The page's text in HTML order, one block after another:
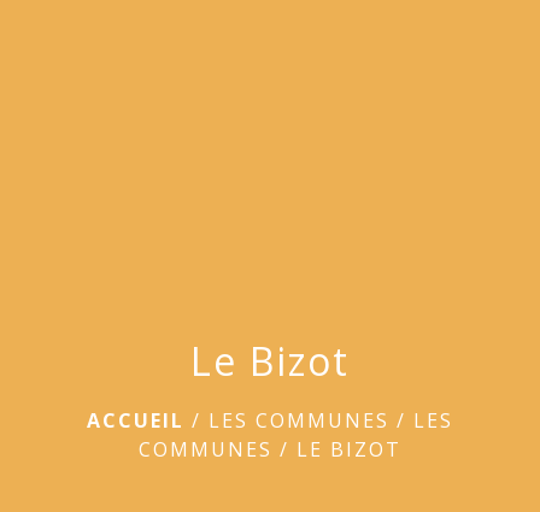
Le Bizot
ACCUEIL / LES COMMUNES / LES
COMMUNES / LE BIZOT